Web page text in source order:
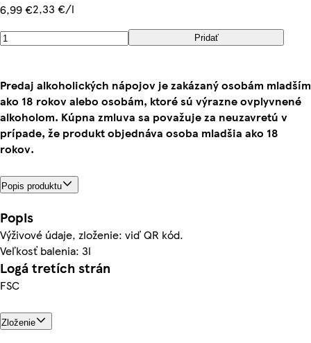
6,99 €2,33 €/l
Pridať
Predaj alkoholických nápojov je zakázaný osobám mladším
ako 18 rokov alebo osobám, ktoré sú výrazne ovplyvnené
alkoholom. Kúpna zmluva sa považuje za neuzavretú v
prípade, že produkt objednáva osoba mladšia ako 18
rokov.
Popis produktu
Popis
Výživové údaje, zloženie: viď QR kód.
Veľkosť balenia: 3l
Logá tretích strán
FSC
Zloženie